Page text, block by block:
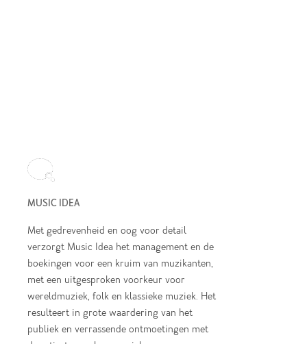
MUSIC IDEA
Met gedrevenheid en oog voor detail
verzorgt Music Idea het management en de
boekingen voor een kruim van muzikanten,
met een uitgesproken voorkeur voor
wereldmuziek, folk en klassieke muziek. Het
resulteert in grote waardering van het
publiek en verrassende ontmoetingen met